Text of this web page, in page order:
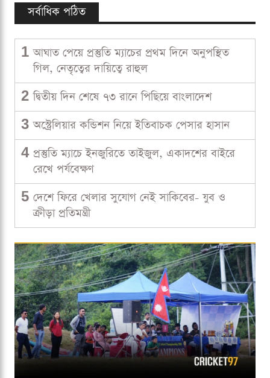
সর্বাধিক পঠিত
1 আঘাত পেয়ে প্রস্তুতি ম্যাচের প্রথম দিনে অনুপস্থিত
গিল, নেতৃত্বের দায়িত্বে রাহুল
2 দ্বিতীয় দিন শেষে ৭৩ রানে পিছিয়ে বাংলাদেশ
3 অস্ট্রেলিয়ার কন্ডিশন নিয়ে ইতিবাচক পেসার হাসান
4 প্রস্তুতি ম্যাচে ইনজুরিতে তাইজুল, একাদশের বাইরে
রেখে পর্যবেক্ষণ
5 দেশে ফিরে খেলার সুযোগ নেই সাকিবের- যুব ও
ক্রীড়া প্রতিমন্ত্রী